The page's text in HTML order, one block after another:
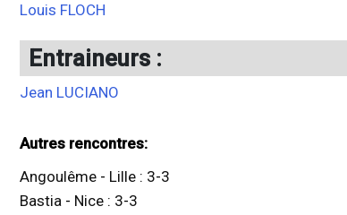
Louis FLOCH
Entraineurs :
Jean LUCIANO
Autres rencontres:
Angoulême - Lille : 3-3
Bastia - Nice : 3-3